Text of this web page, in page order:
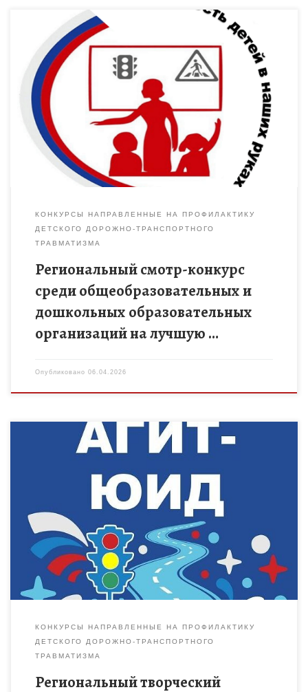
КОНКУРСЫ НАПРАВЛЕННЫЕ НА ПРОФИЛАКТИКУ
ДЕТСКОГО ДОРОЖНО-ТРАНСПОРТНОГО
ТРАВМАТИЗМА
Региональный смотр-конкурс
среди общеобразовательных и
дошкольных образовательных
организаций на лучшую …
Опубликовано 06.04.2026
КОНКУРСЫ НАПРАВЛЕННЫЕ НА ПРОФИЛАКТИКУ
ДЕТСКОГО ДОРОЖНО-ТРАНСПОРТНОГО
ТРАВМАТИЗМА
Региональный творческий